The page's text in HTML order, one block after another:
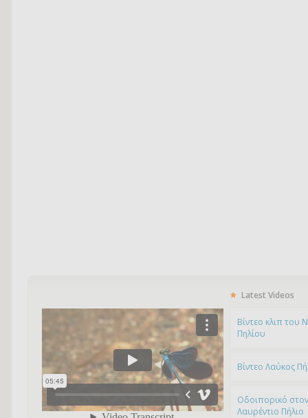
Latest Videos
Bίντεο κλιπ του
Πηλίου
Βίντεο Λαύκος
Οδοιπορικό
Λαυρέντιο Πήλιο